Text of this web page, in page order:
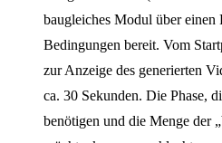
baugleiches Modul über einen
Bedingungen bereit. Vom
zur Anzeige des generierten
ca. 30 Sekunden. Die Phase,
benötigen und die Menge der